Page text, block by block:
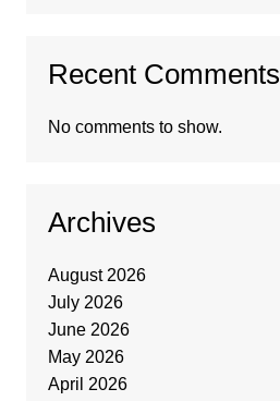
Recent Comments
No comments to show.
Archives
August 2026
July 2026
June 2026
May 2026
April 2026